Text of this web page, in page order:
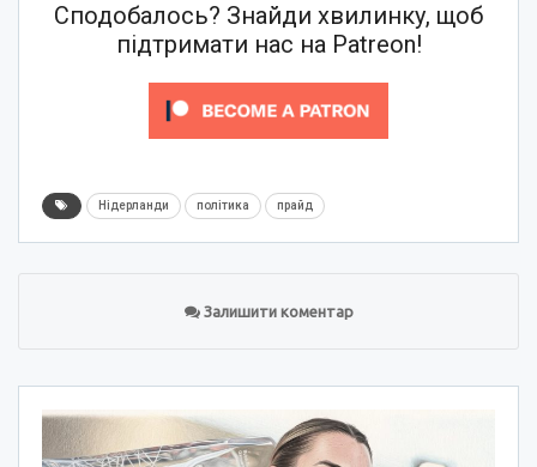
Сподобалось? Знайди хвилинку, щоб
підтримати нас на Patreon!
Нідерланди політика прайд
Залишити коментар